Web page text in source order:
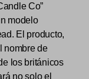
Co”
modelo
El producto,
nombre de
los británicos
no solo el